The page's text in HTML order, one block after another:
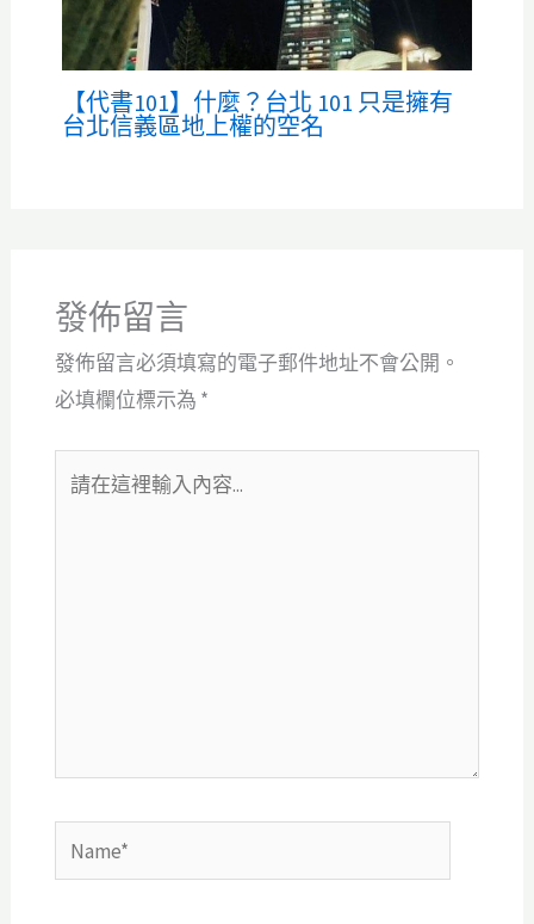
【代書101】什麼？台北 101 只是擁有
台北信義區地上權的空名
發佈留言
發佈留言必須填寫的電子郵件地址不會公開。
必填欄位標示為 *
Name*